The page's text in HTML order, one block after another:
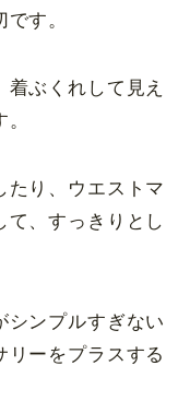
す。
ぶくれして見え
たり、ウエストマ
て、すっきりとし
シンプルすぎない
リーをプラスする